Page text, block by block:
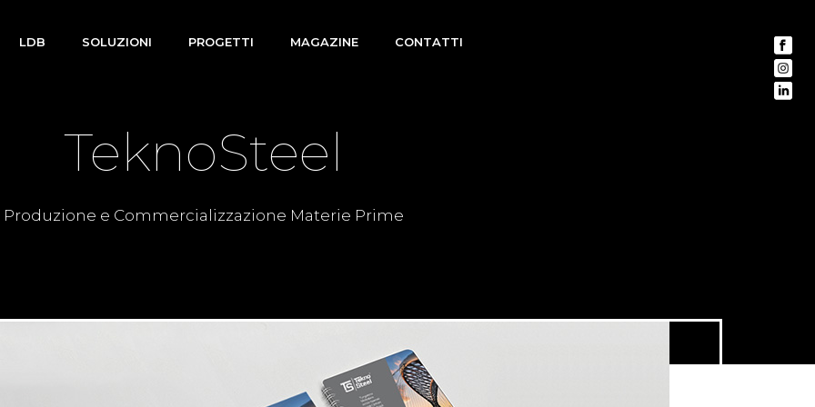
LDB SOLUZIONI PROGETTI MAGAZINE CONTATTI
TeknoSteel
Produzione e Commercializzazione Materie Prime